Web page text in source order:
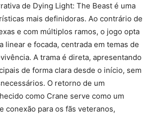
de Dying Light: The Beast é uma
mais definidoras. Ao contrário de
e com múltiplos ramos, o jogo opta
linear e focada, centrada em temas de
A trama é direta, apresentando
de forma clara desde o início, sem
O retorno de um
como Crane serve como um
conexão para os fãs veteranos,